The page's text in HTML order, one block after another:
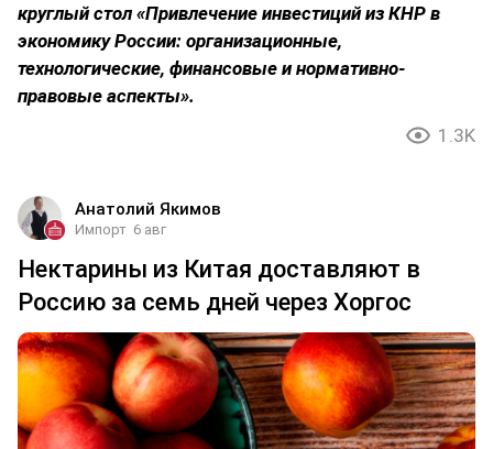
круглый стол «Привлечение инвестиций из КНР в
экономику России: организационные,
технологические, финансовые и нормативно-
правовые аспекты».
1.3K
Анатолий Якимов
Импорт 6 авг
Нектарины из Китая доставляют в
Россию за семь дней через Хоргос